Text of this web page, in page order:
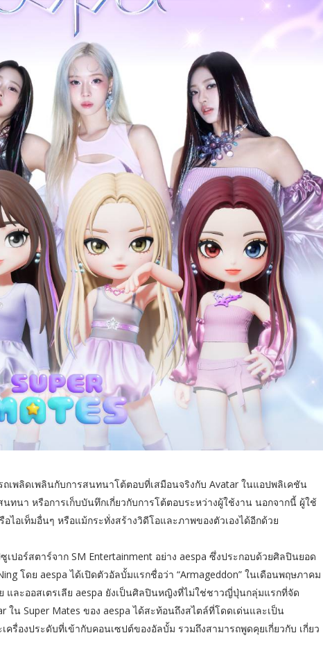
เพลิดเพลินกับการสนทนาโต้ตอบที่เสมือนจริงกับ Avatar ในแอปพลิเคชัน
ทนา หรือการเก็บบันทึกเกี่ยวกับการโต้ตอบระหว่างผู้ใช้งาน นอกจากนี้ ผู้ใช้
ไอเท็มอื่นๆ หรือแม้กระทั่งสร้างวิดีโอและภาพของตัวเองได้อีกด้วย
เปอร์สตาร์จาก SM Entertainment อย่าง aespa ซึ่งประกอบด้วยศิลปินยอด
โดย aespa ได้เปิดตัวอัลบั้มแรกชื่อว่า “Armageddon” ในเดือนพฤษภาคม
และออสเตรเลีย aespa ยังเป็นศิลปินหญิงที่ไม่ใช่ชาวญี่ปุ่นกลุ่มแรกที่จัด
ใน Super Mates ของ aespa ได้สะท้อนถึงสไตล์ที่โดดเด่นและเป็น
รื่องประดับที่เข้ากับคอนเซปต์ของอัลบั้ม รวมถึงสามารถพูดคุยเกี่ยวกับ เกี่ยว